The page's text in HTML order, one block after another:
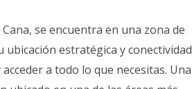
se encuentra en una zona de
ubicación estratégica y conectividad
a todo lo que necesitas. Una